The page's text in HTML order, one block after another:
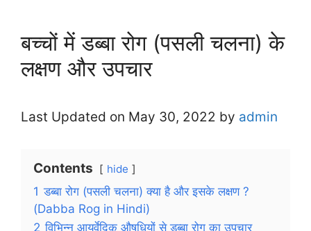
बच्चों में डब्बा रोग (पसली चलना) के
लक्षण और उपचार
Last Updated on May 30, 2022 by admin
Contents hide
1 डब्बा रोग (पसली चलना) क्या है और इसके लक्षण ?
(Dabba Rog in Hindi)
2 विभिन्न आयुर्वेदिक औषधियों से डब्बा रोग का उपचार